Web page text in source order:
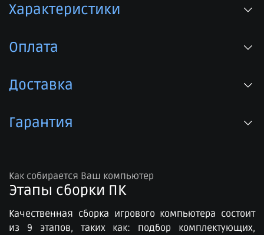
Характеристики
Оплата
Доставка
Гарантия
Как собирается Ваш компьютер
Этапы сборки ПК​
Качественная сборка игрового компьютера состоит
из 9 этапов, таких как: подбор комплектующих,